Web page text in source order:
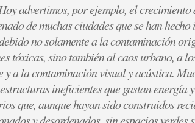
advertimos, por ejemplo, el crecimien­to
de muchas ciudades que se han
no solamente a la contaminación
tóxicas, sino también al caos urbano, a
y a la contamina­ción visual y acústica.
ineficientes que gastan energía
que, aunque hayan sido construidos
y desordenados, sin espacios verdes